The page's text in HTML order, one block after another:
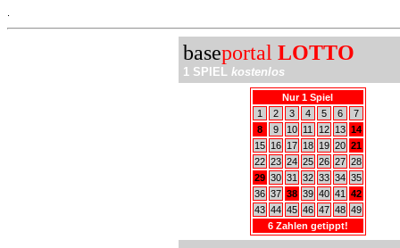
baseportal LOTTO
1 SPIEL kostenlos
Nur 1 Spiel
1
2 3 4 5 6
7
8
9 10 11 12 13 14
15
16 17 18 19 20 21
22 23 24 25 26 27 28
29 30 31 32 33 34 35
36 37 38 39 40 41
42
43 44 45 46 47 48 49
6 Zahlen getippt!